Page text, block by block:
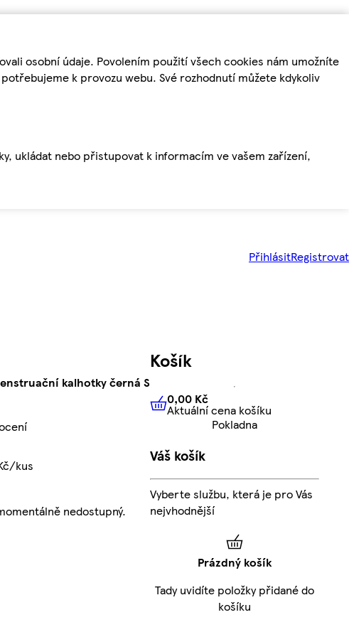
osobní údaje. Povolením použití všech cookies nám umožníte
k provozu webu. Své rozhodnutí můžete kdykoliv
ukládat nebo přistupovat k informacím ve vašem zařízení,
PřihlásitRegistrovat
kalhotky černá S
kus
nedostupný.
Košík
0,00 KčAktuální cena košíku
0,00 Kč
Aktuální cena košíku
Pokladna
Váš košík
Vyberte službu, která je pro Vás
nejvhodnější
Prázdný košík
Tady uvidíte položky přidané do
košíku